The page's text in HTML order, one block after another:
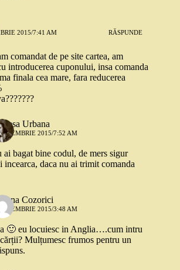
2015/7:41 AM RĂSPUNDE
comandat de pe site cartea, am
introducerea cuponului, insa comanda
finala cea mare, fara reducerea
Urbana
2015/7:52 AM
ai bagat bine codul, de mers sigur
incearca, daca nu ai trimit comanda
Cozorici
2015/3:48 AM
🙂 eu locuiesc in Anglia….cum intru
Mulțumesc frumos pentru un